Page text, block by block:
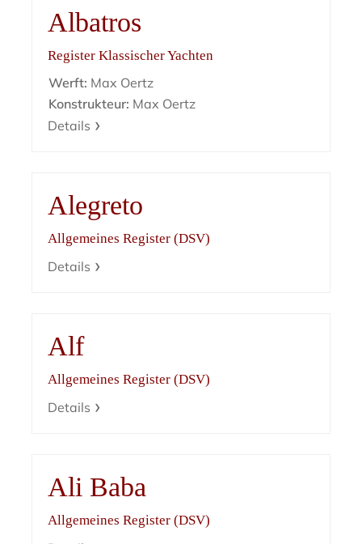
Albatros
Register Klassischer Yachten
Werft: Max Oertz
Konstrukteur: Max Oertz
Details
Alegreto
Allgemeines Register (DSV)
Details
Alf
Allgemeines Register (DSV)
Details
Ali Baba
Allgemeines Register (DSV)